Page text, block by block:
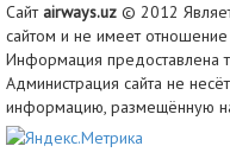
Сайтairways.uz © 2012
сайтом и не имеет
Информация предоставлена
Администрация сайта не
информацию, размещённую